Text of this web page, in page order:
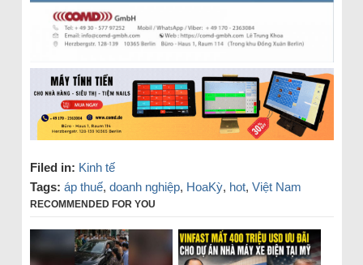
Filed in: Kinh tế
Tags: áp thuế, doanh nghiệp, HoaKỳ, hot, Việt Nam
RECOMMENDED FOR YOU